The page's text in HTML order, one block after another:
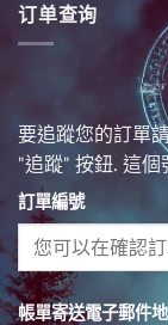
订单查询
要追蹤您的訂單
"追蹤" 按鈕. 這
訂單編號
帳單寄送電子郵件